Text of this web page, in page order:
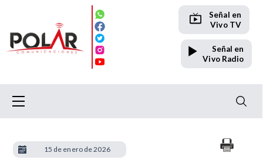
Señal en
Vivo TV
Señal en
Vivo Radio
15 de enero de 2026